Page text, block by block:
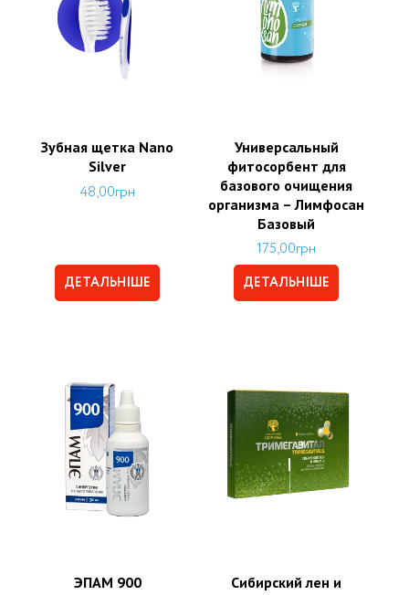
Зубная щетка Nano
Silver
48,00грн
ДЕТАЛЬНІШЕ
Универсальный
фитосорбент для
базового очищения
организма – Лимфосан
Базовый
175,00грн
ДЕТАЛЬНІШЕ
ЭПАМ 900
Сибирский лен и